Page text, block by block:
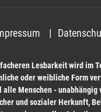
Lesbarkeit wird im
oder weibliche Form
alle Menschen - unabhängig
und sozialer Herkunft,